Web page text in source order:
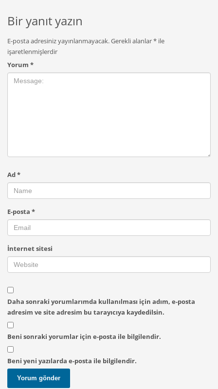
Bir yanıt yazın
E-posta adresiniz yayınlanmayacak.Gerekli alanlar* ile
işaretlenmişlerdir
Yorum *
Ad*
E-posta *
İnternet sitesi
Daha sonraki yorumlarımda kullanılması için adım, e-posta
adresim ve site adresim bu tarayıcıya kaydedilsin.
Beni sonraki yorumlar için e-posta ile bilgilendir.
Beni yeni yazılarda e-posta ile bilgilendir.